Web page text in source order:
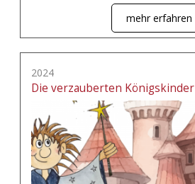
mehr erfahren
2024
Die verzauberten Königskinder